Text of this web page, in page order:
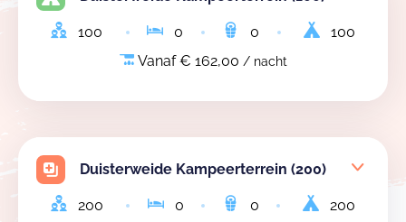
100 0 0
100
Vanaf € 162,00 / nacht
Duisterweide Kampeerterrein (200)
200 0 0
200